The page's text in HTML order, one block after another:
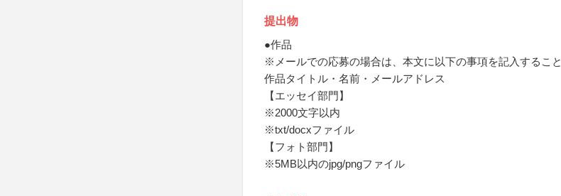
提出物
●作品
※メールでの応募の場合は、本文に以下の事項を記入すること
作品タイトル・名前・メールアドレス
【エッセイ部門】
※2000文字以内
※txt/docxファイル
【フォト部門】
※5MB以内のjpg/pngファイル